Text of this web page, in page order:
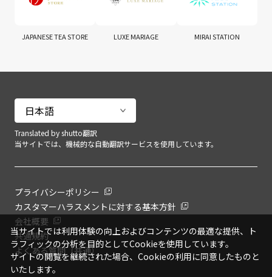
Translated by shutto翻訳
当サイトでは、機械的な自動翻訳サービスを使用しています。
JAPANESE TEA STORE LUXE MARIAGE MIRAI STATION
プライバシーポリシー
カスタマーハラスメントに対する基本方針
会社概要
共通規約
よくある質問（共通）
当サイトでは利用体験の向上およびコンテンツの最適な提供、ト
ラフィックの分析を目的としてCookieを使用しています。
サイトの閲覧を継続された場合、Cookieの利用に同意したものと
いたします。